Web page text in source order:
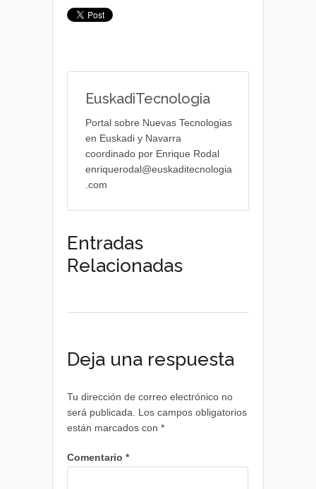
EuskadiTecnologia
Portal sobre Nuevas Tecnologias
en Euskadi y Navarra
coordinado por Enrique Rodal
enriquerodal@euskaditecnologia
.com
Entradas
Relacionadas
Deja una respuesta
Tu dirección de correo electrónico no
será publicada.
Los campos obligatorios
están marcados con *
Comentario *